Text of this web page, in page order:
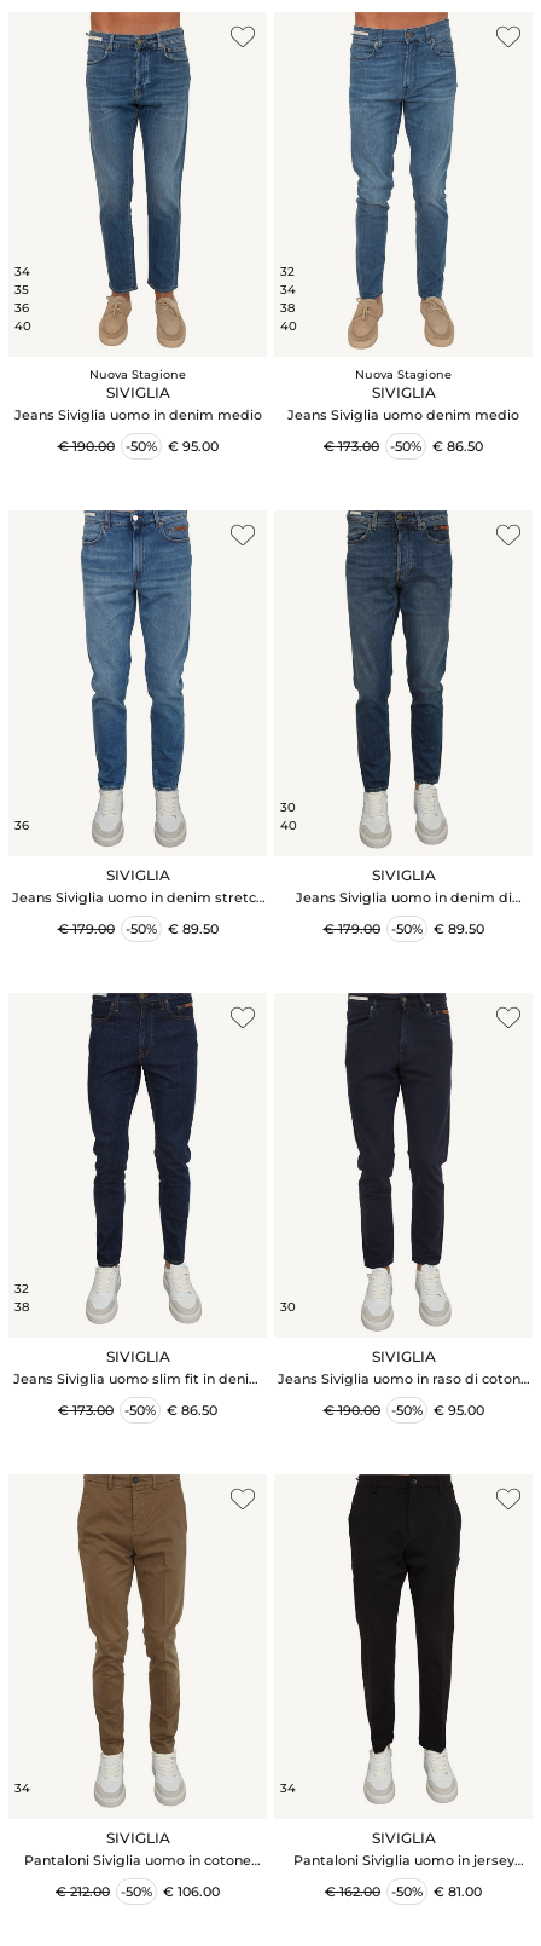
34
35
36
40
Nuova Stagione
SIVIGLIA
Jeans Siviglia uomo in denim medio
€ 190.00
-50% € 95.00
32
34
38
40
Nuova Stagione
SIVIGLIA
Jeans Siviglia uomo denim medio
€ 173.00
-50% € 86.50
36
SIVIGLIA
Jeans Siviglia uomo in denim stretch
lavaggio used
€ 179.00
-50% € 89.50
30
40
SIVIGLIA
Jeans Siviglia uomo in denim di
cotone blu effetto used
€ 179.00
-50% € 89.50
32
38
SIVIGLIA
Jeans Siviglia uomo slim fit in denim
blu
€ 173.00
-50% € 86.50
30
SIVIGLIA
Jeans Siviglia uomo in raso di cotone
blu
€ 190.00
-50% € 95.00
34
SIVIGLIA
Pantaloni Siviglia uomo in cotone
flanellato cammello
€ 212.00
-50% € 106.00
34
SIVIGLIA
Pantaloni Siviglia uomo in jersey
stretch nero
€ 162.00
-50% € 81.00